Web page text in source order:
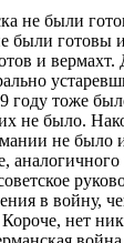
не были
были готовы
и вермахт.
году тоже
не было.
не было
аналогичного
в войну,
нет